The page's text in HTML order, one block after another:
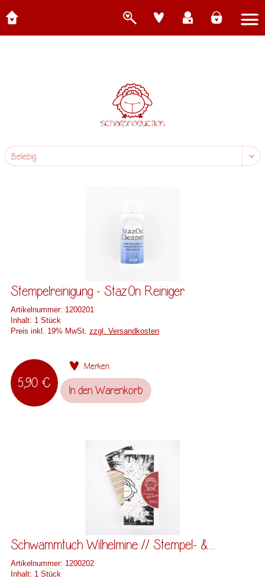
Stempelreinigung - StazOn Reiniger
Artikelnummer: 1200201
Inhalt: 1 Stück
Preis inkl. 19% MwSt.zzgl. Versandkosten
5,90 €
Merken
In den Warenkorb
Schwammtuch Wilhelmine // Stempel- &...
Artikelnummer: 1200202
Inhalt: 1 Stück